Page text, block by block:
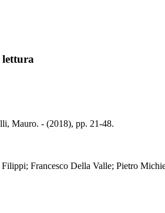
lettura
Mauro. - (2018), pp. 21-48.
Francesco Della Valle; Pietro